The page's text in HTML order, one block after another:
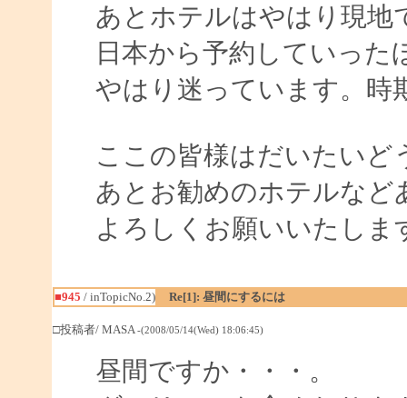
あとホテルはやはり現地
日本から予約していっ
やはり迷っています。時
ここの皆様はだいたいど
あとお勧めのホテルなど
よろしくお願いいたしま
■945 / inTopicNo.2) Re[1]: 昼間にするには
□投稿者/ MASA-(2008/05/14(Wed) 18:06:45)
昼間ですか・・・。